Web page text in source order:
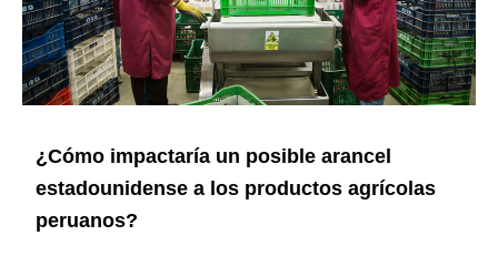
¿Cómo impactaría un posible arancel
estadounidense a los productos agrícolas
peruanos?